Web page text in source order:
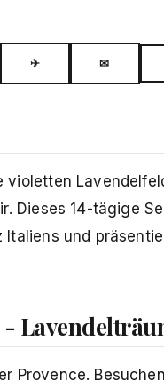
✈ ✉
violetten
Dieses 14-tägige
und
Provence.